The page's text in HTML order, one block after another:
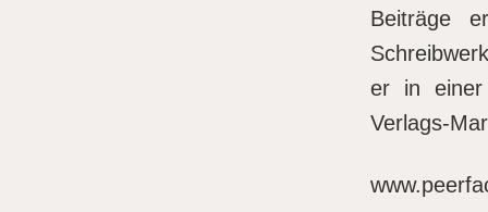
Beiträge
er in einer
Verlags-